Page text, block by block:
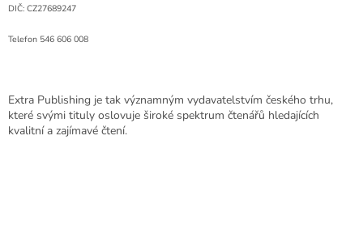
DIČ: CZ27689247
Telefon 546 606 008
Extra Publishing je tak významným vydavatelstvím českého trhu,
které svými tituly oslovuje široké spektrum čtenářů hledajících
kvalitní a zajímavé čtení.